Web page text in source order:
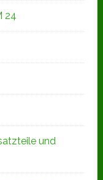
24
und